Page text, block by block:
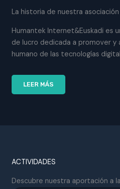
La historia de nuestra
Humantek Internet&Euskadi es
de lucro dedicada a promover y
humano de las tecnologías
LEER MÁS
ACTIVIDADES
Descubre nuestra aportación a